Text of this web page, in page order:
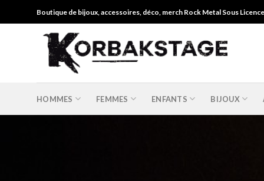
to
Boutique de bijoux, accessoires, déco, merch Rock Metal Sous
HOMMES FEMMES ENFANTS BIJOUX